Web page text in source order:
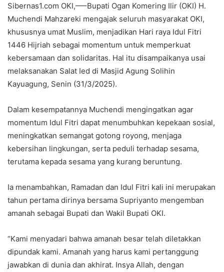
Sibernas1.com OKI,—–Bupati Ogan Komering Ilir (OKI) H.
Muchendi Mahzareki mengajak seluruh masyarakat OKI,
khususnya umat Muslim, menjadikan Hari raya Idul Fitri
1446 Hijriah sebagai momentum untuk memperkuat
kebersamaan dan solidaritas. Hal itu disampaikanya usai
melaksanakan Salat Ied di Masjid Agung Solihin
Kayuagung, Senin (31/3/2025).
Dalam kesempatannya Muchendi mengingatkan agar
momentum Idul Fitri dapat menumbuhkan kepekaan sosial,
meningkatkan semangat gotong royong, menjaga
kebersihan lingkungan, serta peduli terhadap sesama,
terutama kepada sesama yang kurang beruntung.
Ia menambahkan, Ramadan dan Idul Fitri kali ini merupakan
tahun pertama dirinya bersama Supriyanto mengemban
amanah sebagai Bupati dan Wakil Bupati OKI.
“Kami menyadari bahwa amanah besar telah diletakkan
dipundak kami. Amanah yang harus kami pertanggung
jawabkan di dunia dan akhirat. Insya Allah, dengan